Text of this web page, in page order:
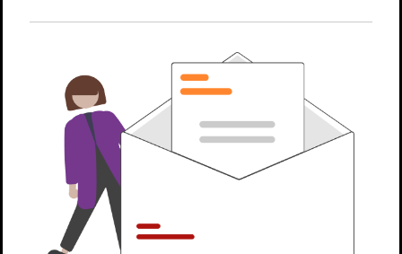
oder individuell nach der Lohnsteuerklasse Ihres
Minijobbers versteuert wird. Bitte
berücksichtigen Sie dabei die Situation Ihres
Minijobbers, damit ihm keine Nachteile
entstehen.
Erläuterung